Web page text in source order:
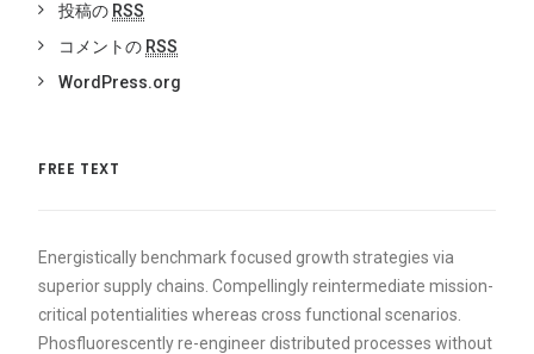
投稿の RSS
コメントの RSS
WordPress.org
FREE TEXT
Energistically benchmark focused growth strategies via
superior supply chains. Compellingly reintermediate mission-
critical potentialities whereas cross functional scenarios.
Phosfluorescently re-engineer distributed processes without